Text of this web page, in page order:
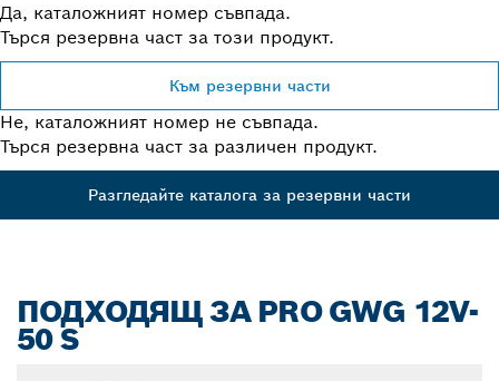
Да, каталожният номер съвпада.
Търся резервна част за този продукт.
Към резервни части
Не, каталожният номер не съвпада.
Търся резервна част за различен продукт.
Разгледайте каталога за резервни части
ПОДХОДЯЩ ЗА PRO GWG 12V-
50 S